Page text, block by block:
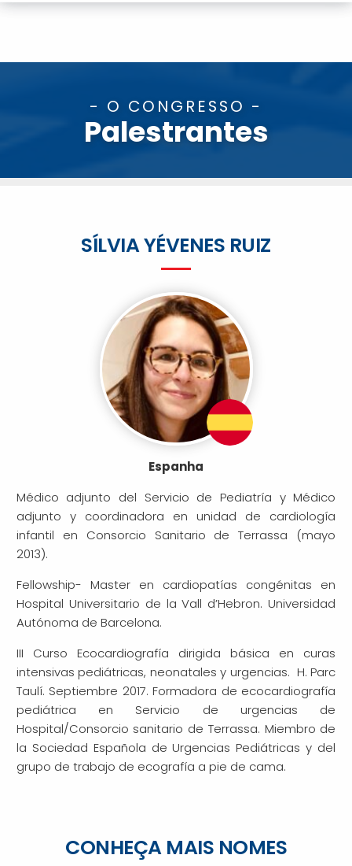
- O CONGRESSO -
Palestrantes
SÍLVIA YÉVENES RUIZ
Espanha
Médico adjunto del Servicio de Pediatría y Médico
adjunto y coordinadora en unidad de cardiología
infantil en Consorcio Sanitario de Terrassa (mayo
2013).
Fellowship- Master en cardiopatías congénitas en
Hospital Universitario de la Vall d’Hebron. Universidad
Autónoma de Barcelona.
III Curso Ecocardiografía dirigida básica en curas
intensivas pediátricas, neonatales y urgencias. H. Parc
Taulí. Septiembre 2017. Formadora de ecocardiografía
pediátrica en Servicio de urgencias de
Hospital/Consorcio sanitario de Terrassa. Miembro de
la Sociedad Española de Urgencias Pediátricas y del
grupo de trabajo de ecografía a pie de cama.
CONHEÇA MAIS NOMES